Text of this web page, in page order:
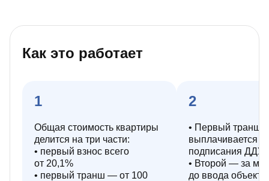
Как это работает
1
Общая стоимость квартиры
делится на три части:
• первый взнос всего
от 20,1%
• первый транш — от 100
2
• Первый транш
выплачивается
подписания ДДУ
• Второй — за
до ввода объекта